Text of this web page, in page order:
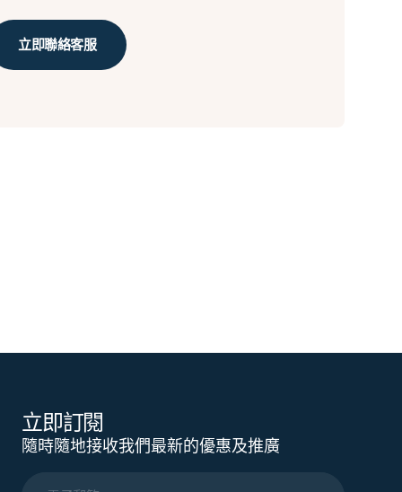
立即聯絡客服
立即訂閱
隨時隨地接收我們最新的優惠及推廣